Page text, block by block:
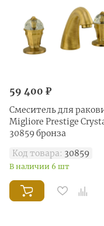
59 400 ₽
Смеситель для
Migliore Prestige
30859 бронза
Код товара: 30859
В наличии 6 шт